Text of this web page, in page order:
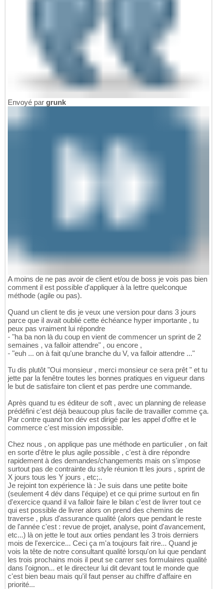
Envoyé par grunk
A moins de ne pas avoir de client et/ou de boss je vois pas bien
comment il est possible d'appliquer à la lettre quelconque
méthode (agile ou pas).
Quand un client te dis je veux une version pour dans 3 jours
parce que il avait oublié cette échéance hyper importante , tu
peux pas vraiment lui répondre
- "ha ba non là du coup en vient de commencer un sprint de 2
semaines , va falloir attendre" , ou encore ,
- "euh ... on à fait qu'une branche du V, va falloir attendre ..."
Tu dis plutôt "Oui monsieur , merci monsieur ce sera prêt " et tu
jette par la fenêtre toutes les bonnes pratiques en vigueur dans
le but de satisfaire ton client et pas perdre une commande.
Après quand tu es éditeur de soft , avec un planning de release
prédéfini c'est déjà beaucoup plus facile de travailler comme ça.
Par contre quand ton dév est dirigé par les appel d'offre et le
commerce c'est mission impossible.
Chez nous , on applique pas une méthode en particulier , on fait
en sorte d'être le plus agile possible , c'est à dire répondre
rapidement à des demandes/changements mais on s'impose
surtout pas de contrainte du style réunion tt les jours , sprint de
X jours tous les Y jours , etc;..
Je rejoint ton expérience là : Je suis dans une petite boite
(seulement 4 dév dans l'équipe) et ce qui prime surtout en fin
d'exercice quand il va falloir faire le bilan c'est de livrer tout ce
qui est possible de livrer alors on prend des chemins de
traverse , plus d'assurance qualité (alors que pendant le reste
de l'année c'est : revue de projet, analyse, point d'avancement,
etc...) là on jette le tout aux orties pendant les 3 trois derniers
mois de l'exercice... Ceci ça m'a toujours fait rire... Quand je
vois la tête de notre consultant qualité lorsqu'on lui que pendant
les trois prochains mois il peut se carrer ses formulaires qualité
dans l'oignon... et le directeur lui dit devant tout le monde que
c'est bien beau mais qu'il faut penser au chiffre d'affaire en
priorité...